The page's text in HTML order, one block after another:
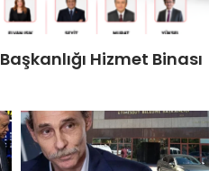
Hizmet Binası